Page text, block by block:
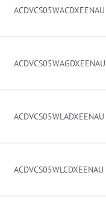
ACDVCS05WACDXEENAU
ACDVCS05WAGDXEENAU
ACDVCS05WLADXEENAU
ACDVCS05WLCDXEENAU